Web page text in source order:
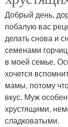
Добрый день,
побалую вас
делать снова и
семенами
в моей семье.
хочется
мамы, потому
вкус. Муж
хрустящими,
сладковатыми.